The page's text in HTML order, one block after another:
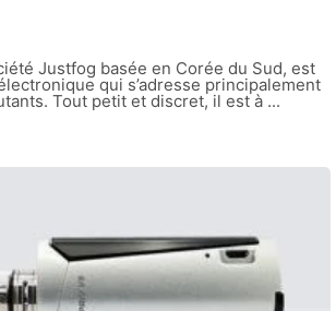
Justfog basée en Corée du Sud, est
qui s’adresse principalement
Tout petit et discret, il est à ...